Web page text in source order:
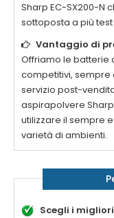
Sharp EC-SX200-N
sottoposta a più
Vantaggio di
Offriamo le batterie
competitivi, sempre
servizio post-
aspirapolvere Sharp
utilizzare il sempre
varietà di ambienti.
Scegli i